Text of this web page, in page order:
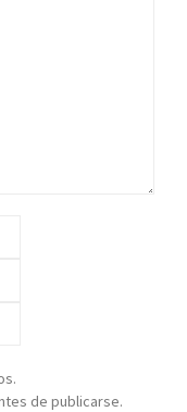
de publicarse.